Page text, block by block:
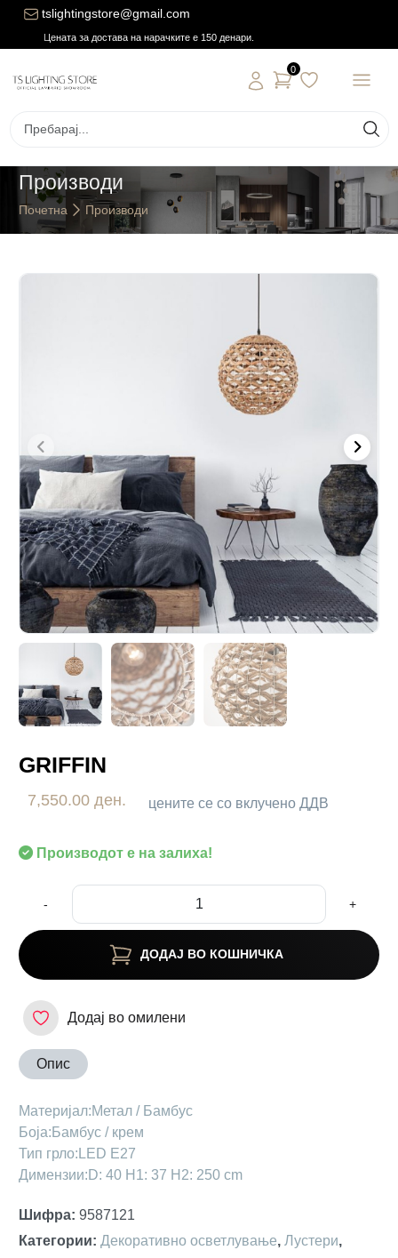
tslightingstore@gmail.com
Цената за достава на нарачките е 150 денари.
0
Производи
Почетна Производи
GRIFFIN
7,550.00 ден. цените се со вклучено ДДВ
Производот е на залиха!
- +
ДОДАЈ ВО КОШНИЧКА
Додај во омилени
Опис
Материјал:Метал / Бамбус
Боја:Бамбус / крем
Тип грло:LED E27
Димензии:D: 40 H1: 37 H2: 250 cm
Шифра: 9587121
Категории: Декоративно осветлување, Лустери,